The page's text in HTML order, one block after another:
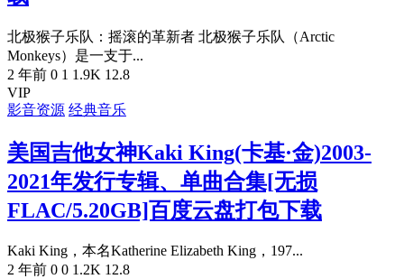
北极猴子乐队：摇滚的革新者 北极猴子乐队（Arctic
Monkeys）是一支于...
2 年前 0 1 1.9K 12.8
VIP
影音资源 经典音乐
美国吉他女神Kaki King(卡基·金)2003-
2021年发行专辑、单曲合集[无损
FLAC/5.20GB]百度云盘打包下载
Kaki King，本名Katherine Elizabeth King，197...
2 年前 0 0 1.2K 12.8